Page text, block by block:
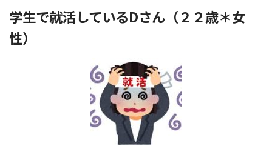
学生で就活しているDさん（２２歳＊女
性）